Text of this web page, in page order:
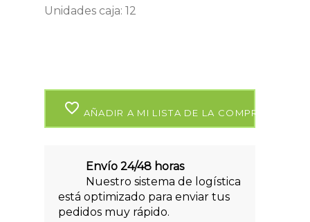
Unidades caja: 12
favorite_border AÑADIR A MI LISTA DE LA COMPRA
Envío 24/48 horas
Nuestro sistema de logística
está optimizado para enviar tus
pedidos muy rápido.